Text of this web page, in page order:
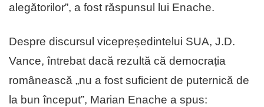
alegătorilor”, a fost răspunsul lui Enache.
Despre discursul vicepreședintelui SUA, J.D.
Vance, întrebat dacă rezultă că democrația
românească „nu a fost suficient de puternică de
la bun început”, Marian Enache a spus: